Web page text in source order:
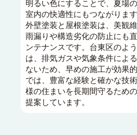
明るい色にすることで、夏場
室内の快適性にもつながります
外壁塗装と屋根塗装は、美観
雨漏りや構造劣化の防止にも
ンテナンスです。台東区のよ
は、排気ガスや気象条件によ
ないため、早めの施工が効果
では、豊富な経験と確かな技
様の住まいを長期間守るため
提案しています。